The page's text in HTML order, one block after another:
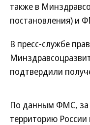
также в
постановления) и
В пресс-службе
подтвердили
По данным ФМС, за
территорию